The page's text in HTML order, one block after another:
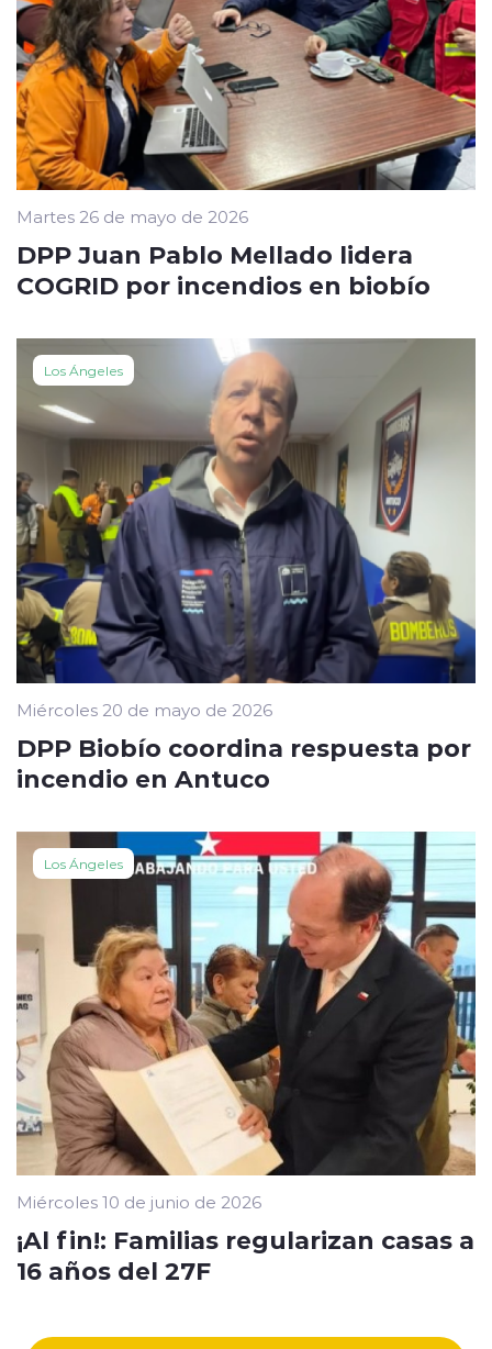
Martes 26 de mayo de 2026
DPP Juan Pablo Mellado lidera
COGRID por incendios en biobío
Los Ángeles
Miércoles 20 de mayo de 2026
DPP Biobío coordina respuesta por
incendio en Antuco
Los Ángeles
Miércoles 10 de junio de 2026
¡Al fin!: Familias regularizan casas a
16 años del 27F